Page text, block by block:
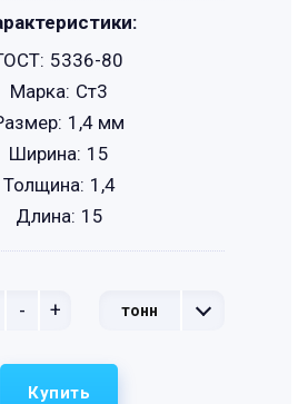
- + тонн
5336-80
Марка: Ст3
1,4 мм
Ширина: 15
Толщина: 1,4
Длина: 15
Купить